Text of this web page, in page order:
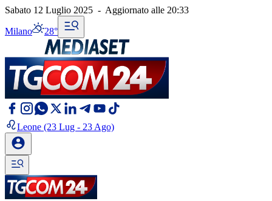
Sabato 12 Luglio 2025 - Aggiornato alle 20:33
Milano 28°
Leone (23 Lug - 23 Ago)